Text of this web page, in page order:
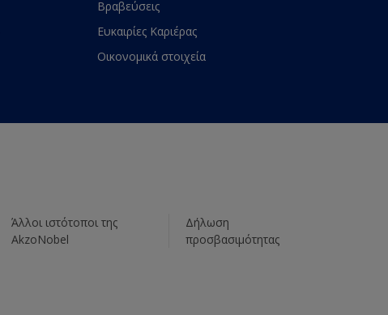
Βραβεύσεις
Ευκαιρίες Καριέρας
Οικονομικά στοιχεία
Άλλοι ιστότοποι της
AkzoNobel
Δήλωση
προσβασιμότητας